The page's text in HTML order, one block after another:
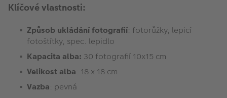
Klíčové vlastnosti:
Způsob ukládání fotografií: fotorůžky, lepicí
fotoštítky, spec. lepidlo
Kapacita alba: 30 fotografií 10x15 cm
Velikost alba: 18 x 18 cm
Vazba: pevná